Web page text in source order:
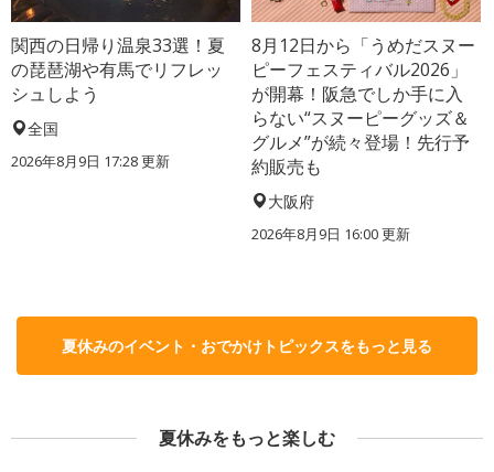
関西の日帰り温泉33選！夏
の琵琶湖や有馬でリフレッ
シュしよう
全国
2026年8月9日 17:28更新
8月12日から「うめだスヌー
ピーフェスティバル2026」
が開幕！阪急でしか手に入
らない“スヌーピーグッズ＆
グルメ”が続々登場！先行予
約販売も
大阪府
2026年8月9日 16:00更新
夏休みのイベント・おでかけトピックスをもっと見る
夏休みをもっと楽しむ